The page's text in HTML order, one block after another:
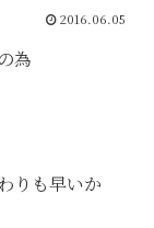
2016.06.05
為
りも早いか